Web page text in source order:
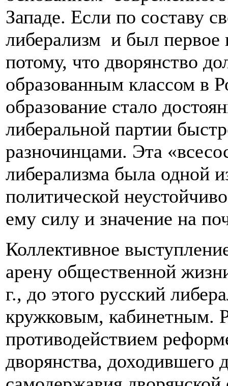
Западе. Если по составу
либерализм и был первое
потому, что дворянство
образованным классом в
образование стало
либеральной партии
разночинцами. Эта
либерализма была одной
политической
ему силу и значение на
Коллективное
арену общественной
г., до этого русский
кружковым, кабинетным.
противодействием
дворянства, доходившего